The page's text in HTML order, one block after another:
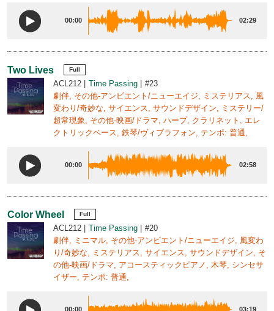
00:00 02:29
Two Lives Full
ACL212 Time Passing
#23
劇伴, その他-アンビエント/ニューエイジ, ミステリアス, 風
変わり/奇妙な, サイエンス, サウンドデザイン, ミステリー/
超常現象, その他-映画/ドラマ, ハープ, クラリネット, エレ
クトリックベース, 鉄琴/ヴィブラフォン, テンポ: 普通,
00:00 02:58
Color Wheel Full
ACL212 Time Passing
#20
劇伴, ミニマル, その他-アンビエント/ニューエイジ, 風変わ
り/奇妙な, ミステリアス, サイエンス, サウンドデザイン, そ
の他-映画/ドラマ, アコースティックピアノ, 木琴, シンセサ
イザー, テンポ: 普通,
00:00 03:19